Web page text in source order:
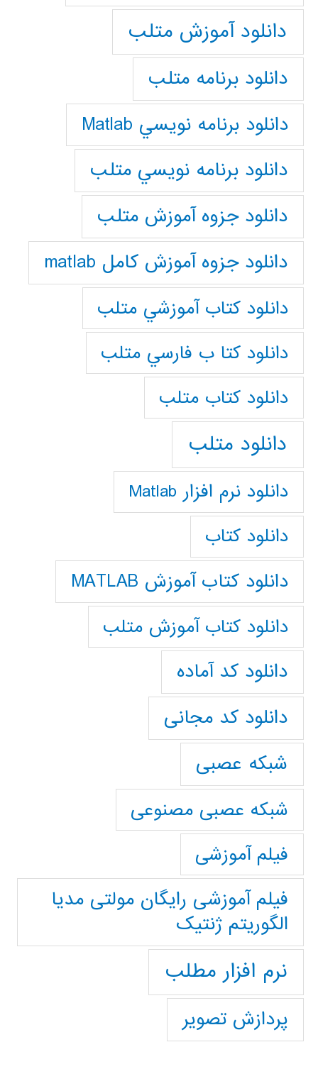
دانلود آموزش متلب
دانلود برنامه متلب
دانلود برنامه نويسي Matlab
دانلود برنامه نويسي متلب
دانلود جزوه آموزش متلب
دانلود جزوه آموزش کامل matlab
دانلود كتاب آموزشي متلب
دانلود كتا ب فارسي متلب
دانلود كتاب متلب
دانلود متلب
دانلود نرم افزار Matlab
دانلود کتاب
دانلود کتاب آموزش MATLAB
دانلود کتاب آموزش متلب
دانلود کد آماده
دانلود کد مجانی
شبکه عصبی
شبکه عصبی مصنوعی
فیلم آموزشی
فیلم آموزشی رایگان مولتی مدیا
الگوریتم ژنتیک
نرم افزار مطلب
پردازش تصویر